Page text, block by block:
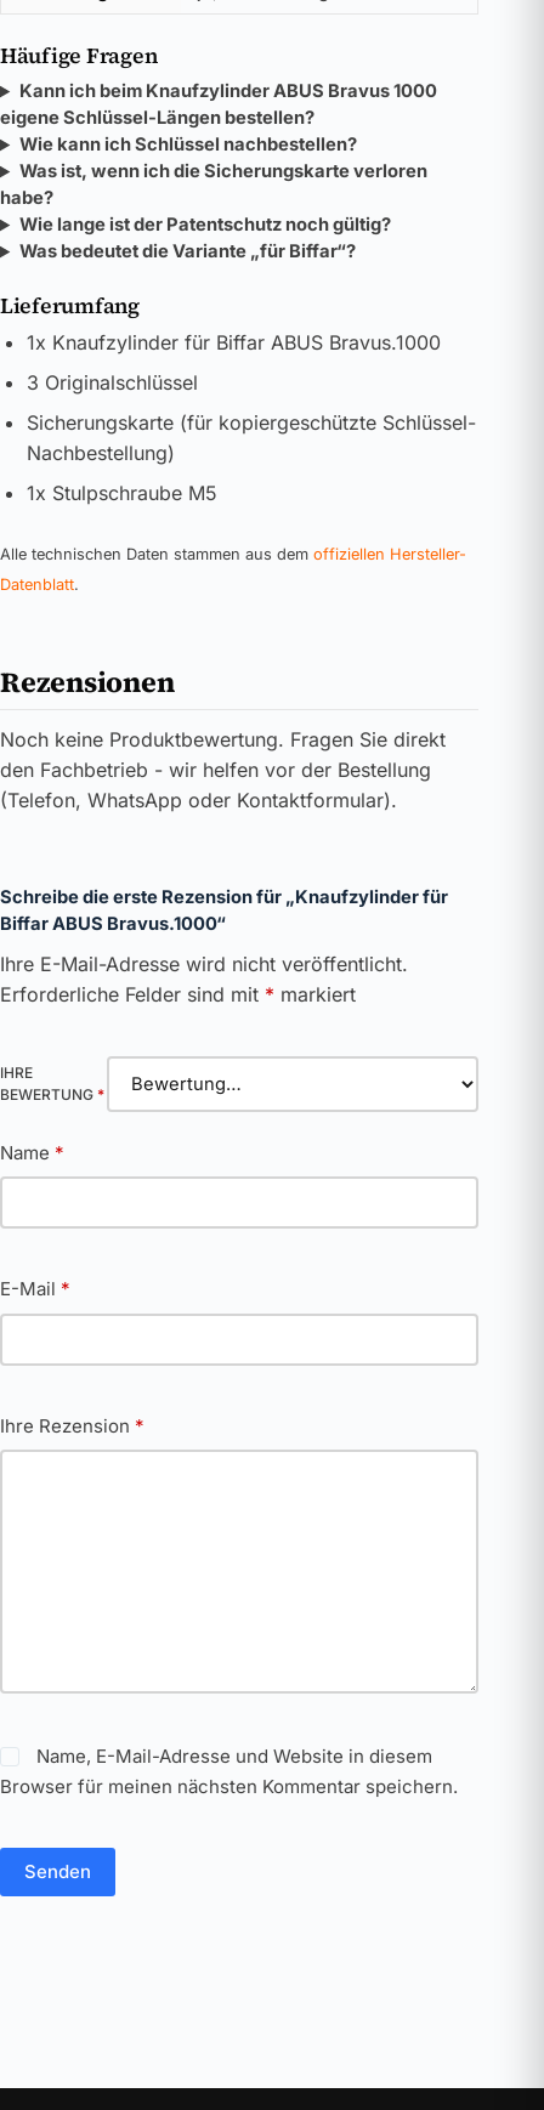
Häufige Fragen
Kann ich beim Knaufzylinder ABUS Bravus 1000
eigene Schlüssel-Längen bestellen?
Wie kann ich Schlüssel nachbestellen?
Was ist, wenn ich die Sicherungskarte verloren
habe?
Wie lange ist der Patentschutz noch gültig?
Was bedeutet die Variante „für Biffar“?
Lieferumfang
1x Knaufzylinder für Biffar ABUS Bravus.1000
3 Originalschlüssel
Sicherungskarte (für kopiergeschützte Schlüssel-
Nachbestellung)
1x Stulpschraube M5
Alle technischen Daten stammen aus dem offiziellen Hersteller-
Datenblatt.
Rezensionen
Noch keine Produktbewertung. Fragen Sie direkt
den Fachbetrieb - wir helfen vor der Bestellung
(Telefon, WhatsApp oder Kontaktformular).
Schreibe die erste Rezension für „Knaufzylinder für
Biffar ABUS Bravus.1000“
Ihre E-Mail-Adresse wird nicht veröffentlicht.
Erforderliche Felder sind mit * markiert
IHRE
BEWERTUNG *
Name *
E-Mail *
Ihre Rezension *
Name, E-Mail-Adresse und Website in diesem
Browser für meinen nächsten Kommentar speichern.
Senden